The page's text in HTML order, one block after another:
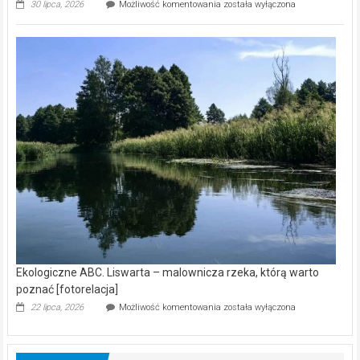
30 lipca, 2026 Możliwość komentowania Ekologiczne
kamerą
wśród
została wyłączona
Ekologiczne ABC. Liswarta – malownicza rzeka, którą warto
poznać [fotorelacja]
22 lipca, 2026 Możliwość komentowania Ekologiczne
–
została wyłączona